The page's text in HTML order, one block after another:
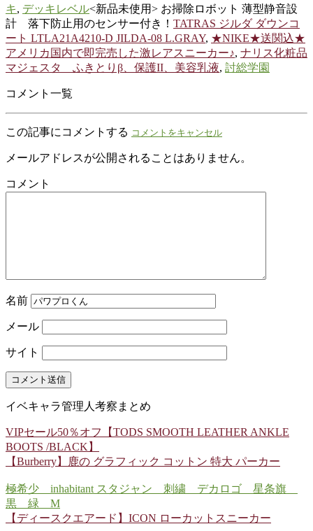
キ, デッキレベル<新品未使用> お掃除ロボット 薄型静音設
計 落下防止用のセンサー付き！ TATRAS ジルダ ダウンコ
ート LTLA21A4210-D JILDA-08 L.GRAY, ★NIKE★送関込★
アメリカ国内で即完売した激レアスニーカー♪, ナリス化粧品
マジェスタ ふきとりβ、保護II、美容乳液, 討総学園
コメント一覧
この記事にコメントする コメントをキャンセル
メールアドレスが公開されることはありません。
コメント
名前
メール
サイト
イベキャラ管理人考察まとめ
VIPセール50％オフ【TODS SMOOTH LEATHER ANKLE
BOOTS /BLACK】
【Burberry】鹿の グラフィック コットン 特大 パーカー
極希少 inhabitant スタジャン 刺繍 デカロゴ 星条旗
黒 緑 M
【ディースクエアード】ICON ローカットスニーカー